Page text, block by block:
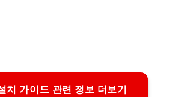
치 가이드 관련 정보 더보기